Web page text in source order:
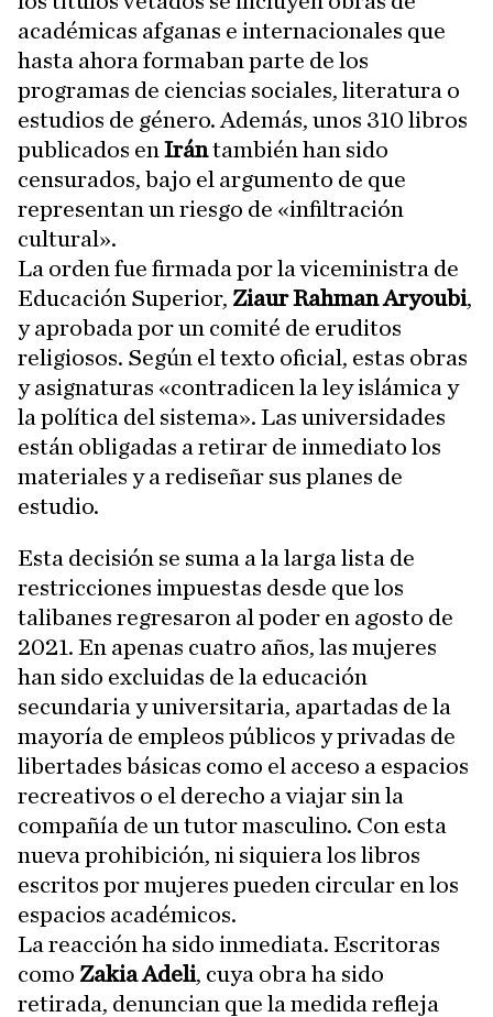
académicas afganas e internacionales que
hasta ahora formaban parte de los
programas de ciencias sociales, literatura o
estudios de género. Además, unos 310 libros
publicados en Irántambién han sido
censurados, bajo el argumento de que
representan un riesgo de «infiltración
cultural».
La orden fue firmada por la viceministra de
Educación Superior, Ziaur Rahman Aryoubi,
y aprobada por un comité de eruditos
religiosos. Según el texto oficial, estas obras
y asignaturas «contradicen la ley islámica y
la política del sistema». Las universidades
están obligadas a retirar de inmediato los
materiales y a rediseñar sus planes de
estudio.
Esta decisión se suma a la larga lista de
restricciones impuestas desde que los
talibanes regresaron al poder en agosto de
2021. En apenas cuatro años, las mujeres
han sido excluidas de la educación
secundaria y universitaria, apartadas de la
mayoría de empleos públicos y privadas de
libertades básicas como el acceso a espacios
recreativos o el derecho a viajar sin la
compañía de un tutor masculino. Con esta
nueva prohibición, ni siquiera los libros
escritos por mujeres pueden circular en los
espacios académicos.
La reacción ha sido inmediata. Escritoras
como Zakia Adeli, cuya obra ha sido
retirada, denuncian que la medida refleja